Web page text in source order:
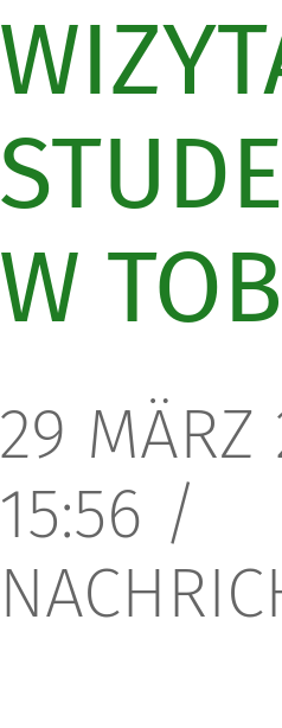
W
29 MÄRZ
15:56 /